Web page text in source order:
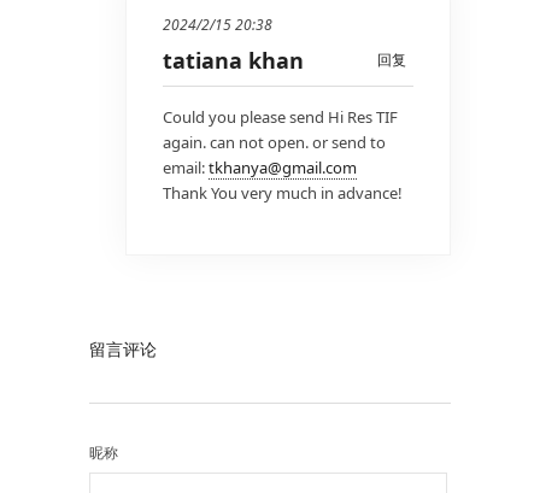
2024/2/15 20:38
回复
tatiana khan
Could you please send Hi Res TIF
again. can not open. or send to
email:tkhanya@gmail.com
Thank You very much in advance!
留言评论
昵称